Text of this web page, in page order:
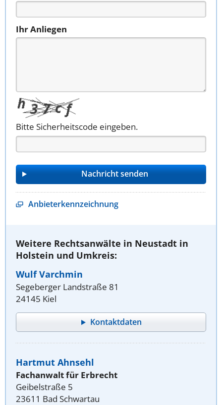
Ihr Anliegen
Bitte Sicherheitscode eingeben.
Anbieterkennzeichnung
Weitere Rechtsanwälte in Neustadt in
Holstein und Umkreis:
Wulf Varchmin
Segeberger Landstraße 81
24145 Kiel
Kontaktdaten
Hartmut Ahnsehl
Fachanwalt für Erbrecht
Geibelstraße 5
23611 Bad Schwartau